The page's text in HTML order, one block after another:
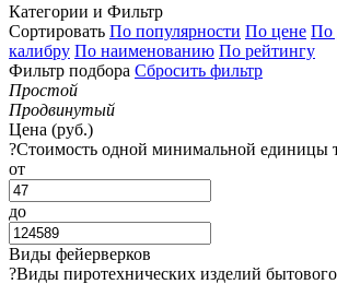
Категории и Фильтр
Сортировать По популярности По цене По
калибру По наименованию По рейтингу
Фильтр подбора Сбросить фильтр
Простой
Продвинутый
Цена (руб.)
?Стоимость одной минимальной единицы
от
до
Виды фейерверков
?Виды пиротехнических изделий